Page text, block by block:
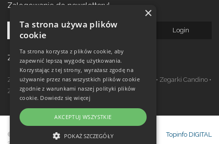
Zalogowanie do newsletteru!
Zegarki w ofercie
Zegarki Festina•Zegarki Kronaby•Zegarki Jaguar • Zegarki Candino •
Zegarki Lotus•Zegarki Calypso
© Copyright Janeba Time Sp. z o.o. 2017-
Topinfo DIGITAL
×
Ta strona używa plików
cookie
Ta strona korzysta z plików cookie, aby
zapewnić lepszą wygodę użytkowania.
Korzystając z tej strony, wyrażasz zgodę na
używanie przez nas wszystkich plików cookie
zgodnie z warunkami naszej polityki plików
cookie. Dowiedz się więcej
AKCEPTUJ WSZYSTKIE
POKAŻ SZCZEGÓŁY